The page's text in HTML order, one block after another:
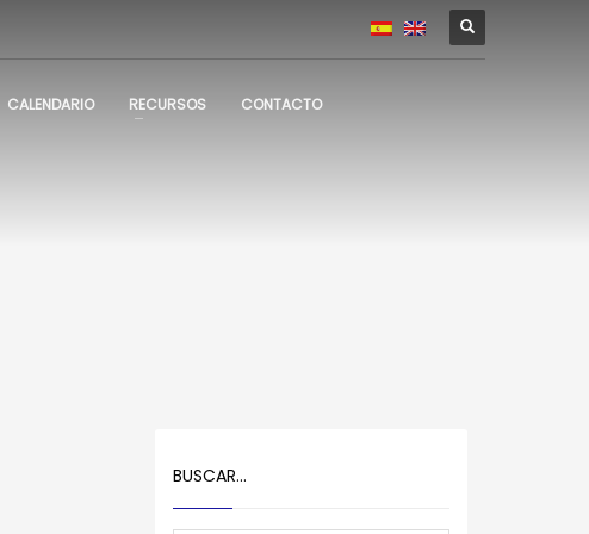
CALENDARIO RECURSOS CONTACTO
BUSCAR…